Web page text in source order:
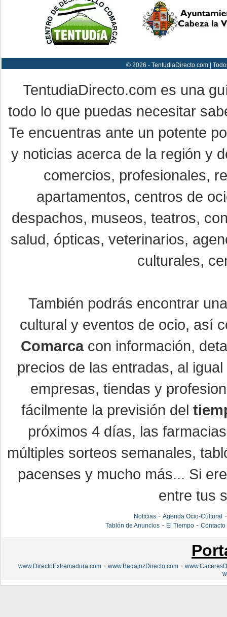
© 2026 - TentudiaDirecto.com |
TentudiaDirecto.com es una
todo lo que puedas necesitar
Te encuentras ante un potente
y noticias acerca de la región y
comercios, profesionales,
apartamentos, centros de
despachos, museos, teatros,
salud, ópticas, veterinarios,
culturales,
También podrás encontrar
cultural y eventos de ocio, así
Comarcacon información,
precios de las entradas, al
empresas, tiendas y
fácilmente la previsión del
próximos 4 días, las
múltiples sorteos semanales,
pacenses y mucho más... Si
entre tus
Noticias- Agenda Ocio-Cultural
Tablón de Anuncios- El Tiempo- Contacto
www.DirectoExtremadura.com - www.BadajozDirecto.com -